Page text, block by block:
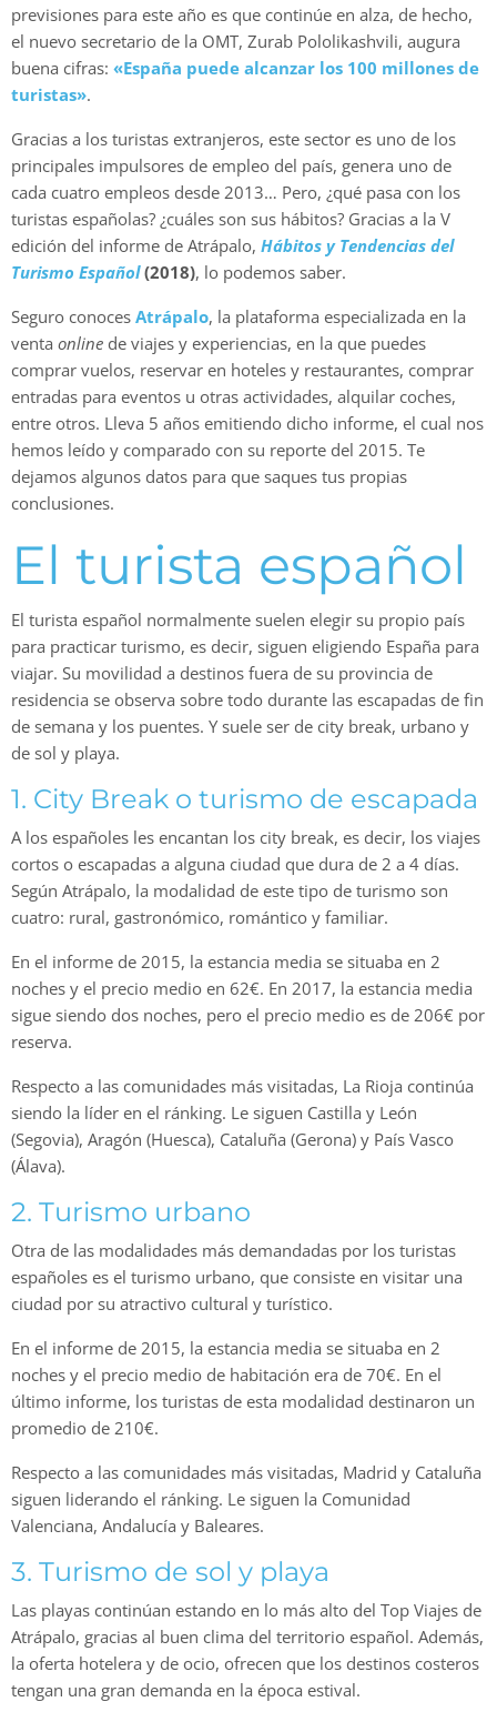
previsiones para este año es que continúe en alza, de hecho,
el nuevo secretario de la OMT, Zurab Pololikashvili, augura
buena cifras: «España puede alcanzar los 100 millones de
turistas».
Gracias a los turistas extranjeros, este sector es uno de los
principales impulsores de empleo del país, genera uno de
cada cuatro empleos desde 2013… Pero, ¿qué pasa con los
turistas españolas? ¿cuáles son sus hábitos? Gracias a la V
edición del informe de Atrápalo, Hábitos y Tendencias del
Turismo Español (2018), lo podemos saber.
Seguro conoces Atrápalo, la plataforma especializada en la
venta online de viajes y experiencias, en la que puedes
comprar vuelos, reservar en hoteles y restaurantes, comprar
entradas para eventos u otras actividades, alquilar coches,
entre otros. Lleva 5 años emitiendo dicho informe, el cual nos
hemos leído y comparado con su reporte del 2015. Te
dejamos algunos datos para que saques tus propias
conclusiones.
El turista español
El turista español normalmente suelen elegir su propio país
para practicar turismo, es decir, siguen eligiendo España para
viajar. Su movilidad a destinos fuera de su provincia de
residencia se observa sobre todo durante las escapadas de fin
de semana y los puentes. Y suele ser de city break, urbano y
de sol y playa.
1. City Break o turismo de escapada
A los españoles les encantan los city break, es decir, los viajes
cortos o escapadas a alguna ciudad que dura de 2 a 4 días.
Según Atrápalo, la modalidad de este tipo de turismo son
cuatro: rural, gastronómico, romántico y familiar.
En el informe de 2015, la estancia media se situaba en 2
noches y el precio medio en 62€. En 2017, la estancia media
sigue siendo dos noches, pero el precio medio es de 206€ por
reserva.
Respecto a las comunidades más visitadas, La Rioja continúa
siendo la líder en el ránking. Le siguen Castilla y León
(Segovia), Aragón (Huesca), Cataluña (Gerona) y País Vasco
(Álava).
2. Turismo urbano
Otra de las modalidades más demandadas por los turistas
españoles es el turismo urbano, que consiste en visitar una
ciudad por su atractivo cultural y turístico.
En el informe de 2015, la estancia media se situaba en 2
noches y el precio medio de habitación era de 70€. En el
último informe, los turistas de esta modalidad destinaron un
promedio de 210€.
Respecto a las comunidades más visitadas, Madrid y Cataluña
siguen liderando el ránking. Le siguen la Comunidad
Valenciana, Andalucía y Baleares.
3. Turismo de sol y playa
Las playas continúan estando en lo más alto del Top Viajes de
Atrápalo, gracias al buen clima del territorio español. Además,
la oferta hotelera y de ocio, ofrecen que los destinos costeros
tengan una gran demanda en la época estival.